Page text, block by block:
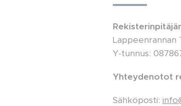
Lappeenrannan
Y-tunnus:
Yhteydenotot
Sähköposti: